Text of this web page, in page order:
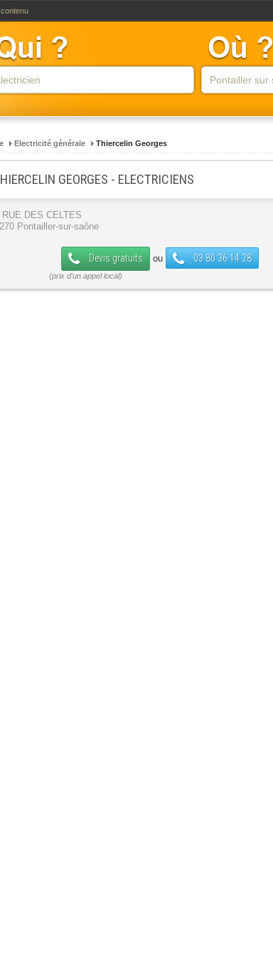
Electricité générale Thiercelin Georges
GEORGES - ELECTRICIENS
RUE DES CELTES
Pontailler-sur-saône
Devis gratuits ou 03 80 36 14 28